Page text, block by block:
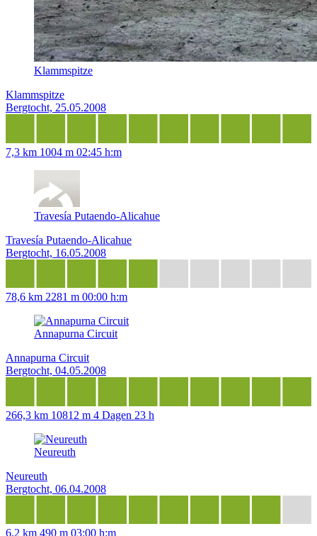
Klammspitze
Klammspitze
Bergtocht, 25.05.2008
7,3 km 1004 m 02:45 h:m
Travesía Putaendo-Alicahue
Travesía Putaendo-Alicahue
Bergtocht, 16.05.2008
78,6 km 2281 m 00:00 h:m
Annapurna Circuit
Annapurna Circuit
Bergtocht, 04.05.2008
266,3 km 10812 m 4 Dagen 23 h
Neureuth
Neureuth
Bergtocht, 06.04.2008
6,2 km 490 m 03:00 h:m